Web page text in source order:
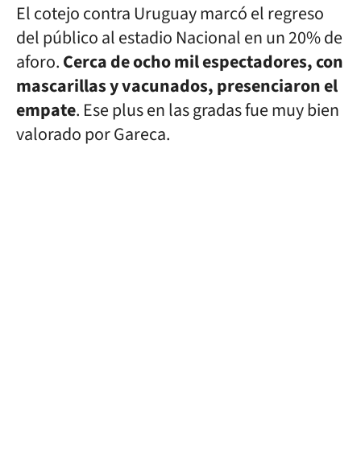
El cotejo contra Uruguay marcó el regreso
del público al estadio Nacional en un 20% de
aforo.Cerca de ocho mil espectadores, con
mascarillas y vacunados, presenciaron el
empate. Ese plus en las gradas fue muy bien
valorado por Gareca.